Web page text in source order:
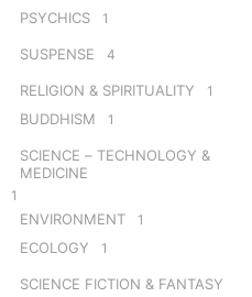
PSYCHICS 1
SUSPENSE 4
RELIGION & SPIRITUALITY 1
BUDDHISM 1
SCIENCE – TECHNOLOGY &
MEDICINE
1
ENVIRONMENT 1
ECOLOGY 1
SCIENCE FICTION & FANTASY